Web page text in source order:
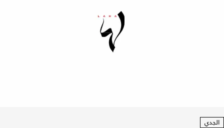
الجدي